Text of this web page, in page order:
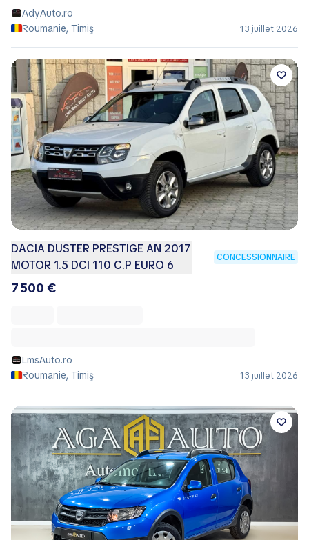
AdyAuto.ro
Roumanie, Timiş
13 juillet 2026
DACIA DUSTER PRESTIGE AN 2017
MOTOR 1.5 DCI 110 C.P EURO 6
CONCESSIONNAIRE
7 500 €
LmsAuto.ro
Roumanie, Timiş
13 juillet 2026